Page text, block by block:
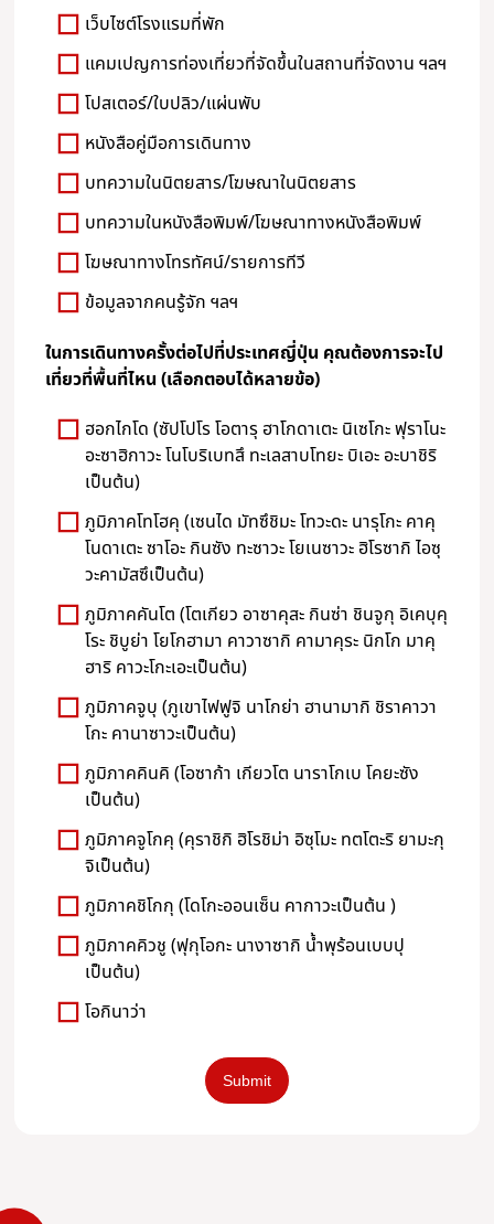
เว็บไซต์โรงแรมที่พัก
แคมเปญการท่องเที่ยวที่จัดขึ้นในสถานที่จัดงาน ฯลฯ
โปสเตอร์/ใบปลิว/แผ่นพับ
หนังสือคู่มือการเดินทาง
บทความในนิตยสาร/โฆษณาในนิตยสาร
บทความในหนังสือพิมพ์/โฆษณาทางหนังสือพิมพ์
โฆษณาทางโทรทัศน์/รายการทีวี
ข้อมูลจากคนรู้จัก ฯลฯ
ในการเดินทางครั้งต่อไปที่ประเทศญี่ปุ่น คุณต้องการจะไป
เที่ยวที่พื้นที่ไหน (เลือกตอบได้หลายข้อ)
ฮอกไกโด (ซัปโปโร โอตารุ ฮาโกดาเตะ นิเซโกะ ฟุราโนะ
อะซาฮิกาวะ โนโบริเบทสึ ทะเลสาบโทยะ บิเอะ อะบาชิริ
เป็นต้น)
ภูมิภาคโทโฮคุ (เซนได มัทซึชิมะ โทวะดะ นารุโกะ คาคุ
โนดาเตะ ซาโอะ กินซัง ทะซาวะ โยเนซาวะ ฮิโรซากิ ไอซุ
วะคามัสซึเป็นต้น)
ภูมิภาคคันโต (โตเกียว อาซาคุสะ กินซ่า ชินจูกุ อิเคบุคุ
โระ ชิบูย่า โยโกฮามา คาวาซากิ คามาคุระ นิกโก มาคุ
ฮาริ คาวะโกะเอะเป็นต้น)
ภูมิภาคจูบุ (ภูเขาไฟฟูจิ นาโกย่า ฮานามากิ ชิราคาวา
โกะ คานาซาวะเป็นต้น)
ภูมิภาคคินคิ (โอซาก้า เกียวโต นาราโกเบ โคยะซัง
เป็นต้น)
ภูมิภาคจูโกคุ (คุราชิกิ ฮิโรชิม่า อิซุโมะ ทตโตะริ ยามะกุ
จิเป็นต้น)
ภูมิภาคชิโกกุ (โดโกะออนเซ็น คากาวะเป็นต้น )
ภูมิภาคคิวชู (ฟุกุโอกะ นางาซากิ น้ำพุร้อนเบบปุ
เป็นต้น)
โอกินาว่า